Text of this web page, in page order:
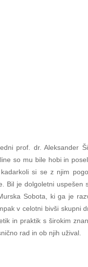
prof. dr. Aleksander
so mu bile hobi in
si se z njim
Bil je dolgoletni uspešen
Sobota, ki ga je
v celotni bivši skupni
in praktik s širokim
rad in ob njih užival.